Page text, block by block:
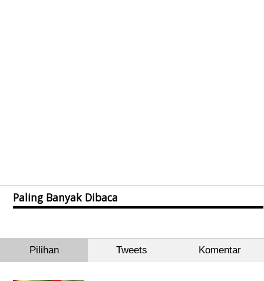
Paling Banyak Dibaca
Pilihan Tweets Komentar